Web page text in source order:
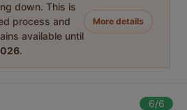
down. This is
process and
available until
.
More details
6/6